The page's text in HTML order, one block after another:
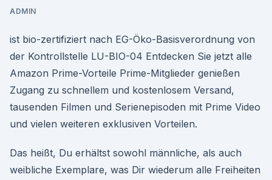
ADMIN
ist bio-zertifiziert nach EG-Öko-Basisverordnung von
der Kontrollstelle LU-BIO-04 Entdecken Sie jetzt alle
Amazon Prime-Vorteile Prime-Mitglieder genießen
Zugang zu schnellem und kostenlosem Versand,
tausenden Filmen und Serienepisoden mit Prime Video
und vielen weiteren exklusiven Vorteilen.
Das heißt, Du erhältst sowohl männliche, als auch
weibliche Exemplare, was Dir wiederum alle Freiheiten